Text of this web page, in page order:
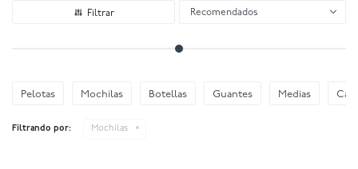
Recomendados
Pelotas Mochilas Botellas Guantes Medias
Filtrando por: Mochilas